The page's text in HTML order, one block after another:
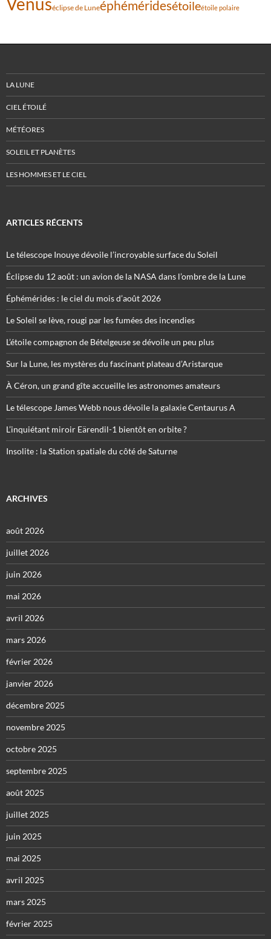
Vénuséclipse de Luneéphéméridesétoileétoile polaire
LA LUNE
CIEL ÉTOILÉ
MÉTÉORES
SOLEIL ET PLANÈTES
LES HOMMES ET LE CIEL
ARTICLES RÉCENTS
Le télescope Inouye dévoile l’incroyable surface du Soleil
Éclipse du 12 août : un avion de la NASA dans l’ombre de la Lune
Éphémérides : le ciel du mois d’août 2026
Le Soleil se lève, rougi par les fumées des incendies
L’étoile compagnon de Bételgeuse se dévoile un peu plus
Sur la Lune, les mystères du fascinant plateau d’Aristarque
À Céron, un grand gîte accueille les astronomes amateurs
Le télescope James Webb nous dévoile la galaxie Centaurus A
L’inquiétant miroir Eärendil-1 bientôt en orbite ?
Insolite : la Station spatiale du côté de Saturne
ARCHIVES
août 2026
juillet 2026
juin 2026
mai 2026
avril 2026
mars 2026
février 2026
janvier 2026
décembre 2025
novembre 2025
octobre 2025
septembre 2025
août 2025
juillet 2025
juin 2025
mai 2025
avril 2025
mars 2025
février 2025